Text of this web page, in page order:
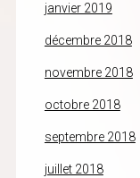
janvier 2019
décembre 2018
novembre 2018
octobre 2018
septembre 2018
juillet 2018